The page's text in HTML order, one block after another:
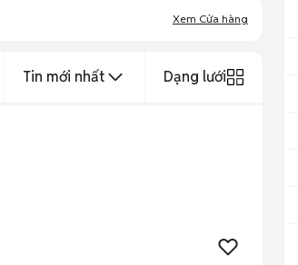
Xem Cửa hàng
Tin mới nhất Dạng lưới